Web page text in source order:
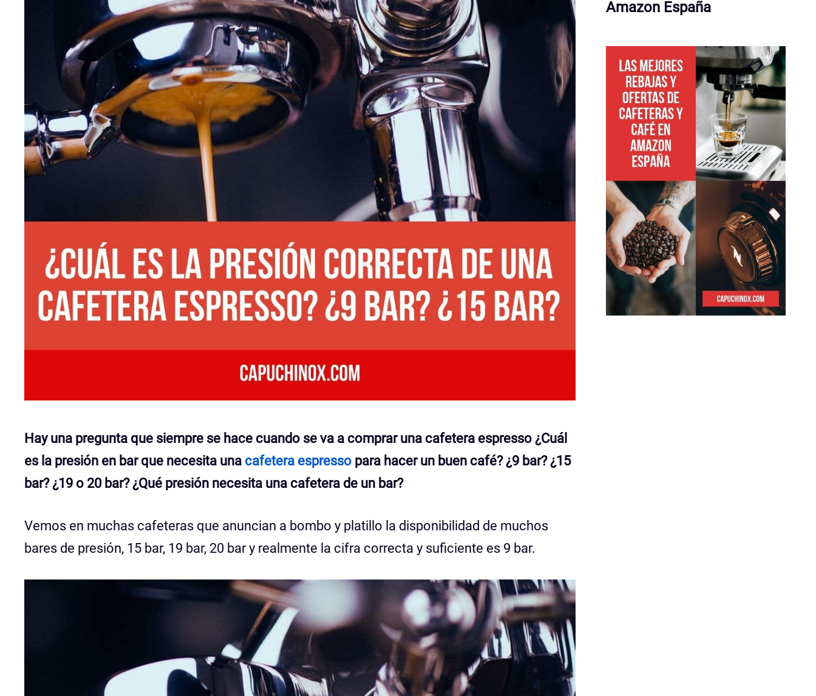
Hay una pregunta que siempre se hace cuando se va a comprar una cafetera espresso ¿Cuál
es la presión en bar que necesita una cafetera espresso para hacer un buen café? ¿9 bar? ¿15
bar? ¿19 o 20 bar? ¿Qué presión necesita una cafetera de un bar?
Vemos en muchas cafeteras que anuncian a bombo y platillo la disponibilidad de muchos
bares de presión, 15 bar, 19 bar, 20 bar y realmente la cifra correcta y suficiente es 9 bar.
Amazon España